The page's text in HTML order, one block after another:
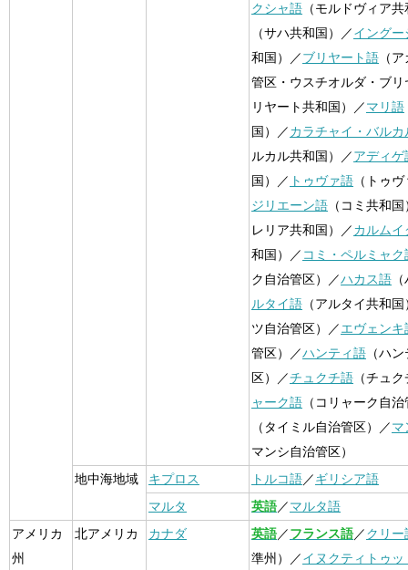
クシャ語 （モルドヴィア
（サハ共和国）／イングー
和国）／ブリヤート語 （
管区・ウスチオルダ・ブ
リヤート共和国）／マリ語
国）／カラチャイ・バルカ
ルカル共和国）／アディゲ
国）／ トゥヴァ語 （トゥ
ジリエーン語 （コミ共和
レリア共和国）／カルムイ
和国）／ コミ・ペルミャク
ク自治管区）／ハカス語
ルタイ語 （アルタイ共和
ツ自治管区）／エヴェンキ
管区）／ハンティ語 （ハ
区）／チュクチ語 （チュ
ャーク語 （コリャーク自
（タイミル自治管区）／マ
マンシ自治管区）
地中海地域
キプロス トルコ語／ギリシア語
マルタ
英語／マルタ語
アメリカ
州
北アメリカ カナダ 英語／フランス語／クリー
準州）／イヌクティトゥッ